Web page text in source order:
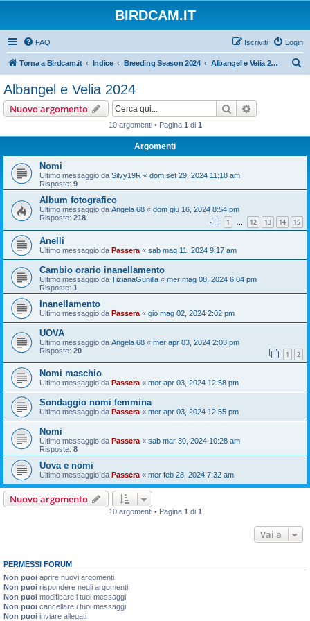
BIRDCAM.IT
FAQ Login
Iscriviti
Torna a Birdcam.it Indice Breeding Season 2024 Albangel e Velia 2024
Albangel e Velia 2024
Nuovo argomento Cerca
10 argomenti • Pagina 1 di 1
Argomenti
Nomi
Ultimo messaggio da Silvy19R « dom set 29, 2024 11:18 am
Risposte: 9
Album fotografico
Ultimo messaggio da Angela 68 « dom giu 16, 2024 8:54 pm
Risposte: 218 1 … 12 13 14 15
Anelli
Ultimo messaggio da Passera « sab mag 11, 2024 9:17 am
Cambio orario inanellamento
Ultimo messaggio da TizianaGunilla « mer mag 08, 2024 6:04 pm
Risposte: 1
Inanellamento
Ultimo messaggio da Passera « gio mag 02, 2024 2:02 pm
UOVA
Ultimo messaggio da Angela 68 « mer apr 03, 2024 2:03 pm
Risposte: 20 1 2
Nomi maschio
Ultimo messaggio da Passera « mer apr 03, 2024 12:58 pm
Sondaggio nomi femmina
Ultimo messaggio da Passera « mer apr 03, 2024 12:55 pm
Nomi
Ultimo messaggio da Passera « sab mar 30, 2024 10:28 am
Risposte: 8
Uova e nomi
Ultimo messaggio da Passera « mer feb 28, 2024 7:32 am
Nuovo argomento
10 argomenti • Pagina 1 di 1
Vai a
PERMESSI FORUM
Non puoi aprire nuovi argomenti
Non puoi rispondere negli argomenti
Non puoi modificare i tuoi messaggi
Non puoi cancellare i tuoi messaggi
Non puoi inviare allegati